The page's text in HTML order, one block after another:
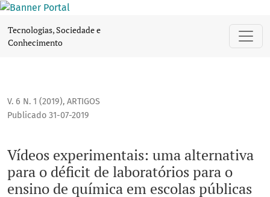
Tecnologias, Sociedade e
Conhecimento
V. 6 N. 1 (2019), ARTIGOS
Vídeos experimentais: uma alternativa
para o déficit de laboratórios para o
ensino de química em escolas públicas
Publicado 31-07-2019